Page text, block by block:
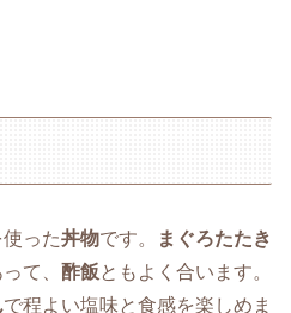
使った丼物です。
まぐろたたき
て、 酢飯ともよく合います。
で程よい塩味と食感を楽しめま